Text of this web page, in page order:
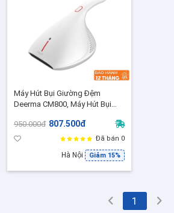
Máy Hút Bụi Giường Đệm
Deerma CM800, Máy Hút Bụi
Tháng,Lực Hút 13kpa, Công
Suất 450W
950.000đ 807.500đ
Đã bán 0
Hà Nội Giảm 15%
1